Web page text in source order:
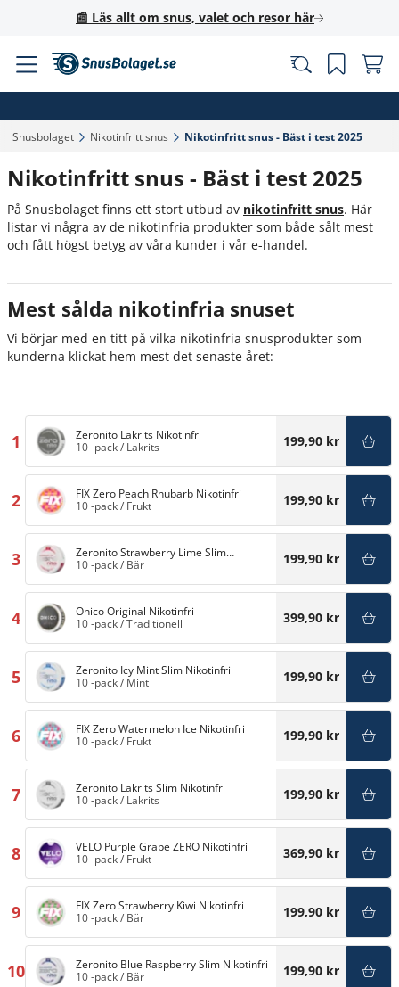
📰 Läs allt om snus, valet och resor här
Snusbolaget‎ Nikotinfritt snus‎ Nikotinfritt snus - Bäst i test 2025‎
Nikotinfritt snus - Bäst i test 2025
På Snusbolaget finns ett stort utbud av nikotinfritt snus. Här
listar vi några av de nikotinfria produkter som både sålt mest
och fått högst betyg av våra kunder i vår e-handel.
Mest sålda nikotinfria snuset
Vi börjar med en titt på vilka nikotinfria snusprodukter som
kunderna klickat hem mest det senaste året:
1
Zeronito Lakrits Nikotinfri
10 -pack/ Lakrits 199,90 kr
2
FIX Zero Peach Rhubarb Nikotinfri
10 -pack/ Frukt 199,90 kr
3
Zeronito Strawberry Lime Slim
Nikotinfri
10 -pack/ Bär 199,90 kr
4
Onico Original Nikotinfri
10 -pack/Traditionell 399,90 kr
5
Zeronito Icy Mint Slim Nikotinfri
10 -pack/ Mint 199,90 kr
6
FIX Zero Watermelon Ice Nikotinfri
10 -pack/ Frukt 199,90 kr
7
Zeronito Lakrits Slim Nikotinfri
10 -pack/ Lakrits 199,90 kr
8
VELO Purple Grape ZERO Nikotinfri
10 -pack/ Frukt 369,90 kr
9
FIX Zero Strawberry Kiwi Nikotinfri
10 -pack/ Bär 199,90 kr
10
Zeronito Blue Raspberry Slim Nikotinfri
10 -pack/ Bär 199,90 kr